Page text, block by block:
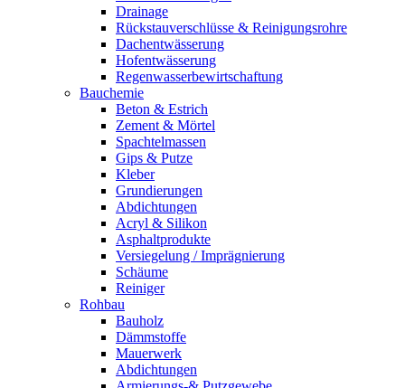
Drainage
Rückstauverschlüsse & Reinigungsrohre
Dachentwässerung
Hofentwässerung
Regenwasserbewirtschaftung
Bauchemie
Beton & Estrich
Zement & Mörtel
Spachtelmassen
Gips & Putze
Kleber
Grundierungen
Abdichtungen
Acryl & Silikon
Asphaltprodukte
Versiegelung / Imprägnierung
Schäume
Reiniger
Rohbau
Bauholz
Dämmstoffe
Mauerwerk
Abdichtungen